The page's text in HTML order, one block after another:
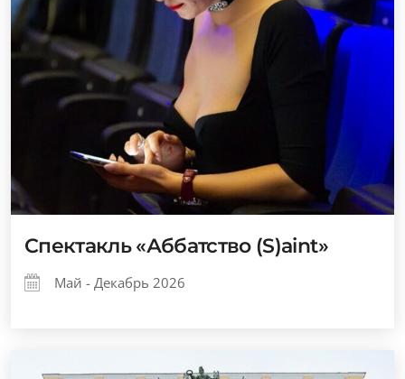
Спектакль «Аббатство (S)aint»
Май - Декабрь 2026